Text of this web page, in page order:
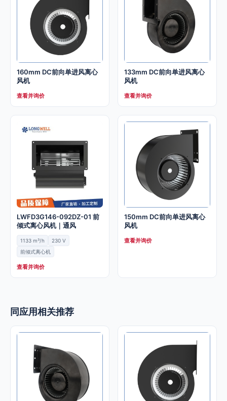
160mm DC前向单进风离心
风机
查看并询价
133mm DC前向单进风离心
风机
查看并询价
LWFD3G146-092DZ-01 前
倾式离心风机｜通风
1133 m³/h
230 V
前倾式离心机
查看并询价
150mm DC前向单进风离心
风机
查看并询价
同应用相关推荐